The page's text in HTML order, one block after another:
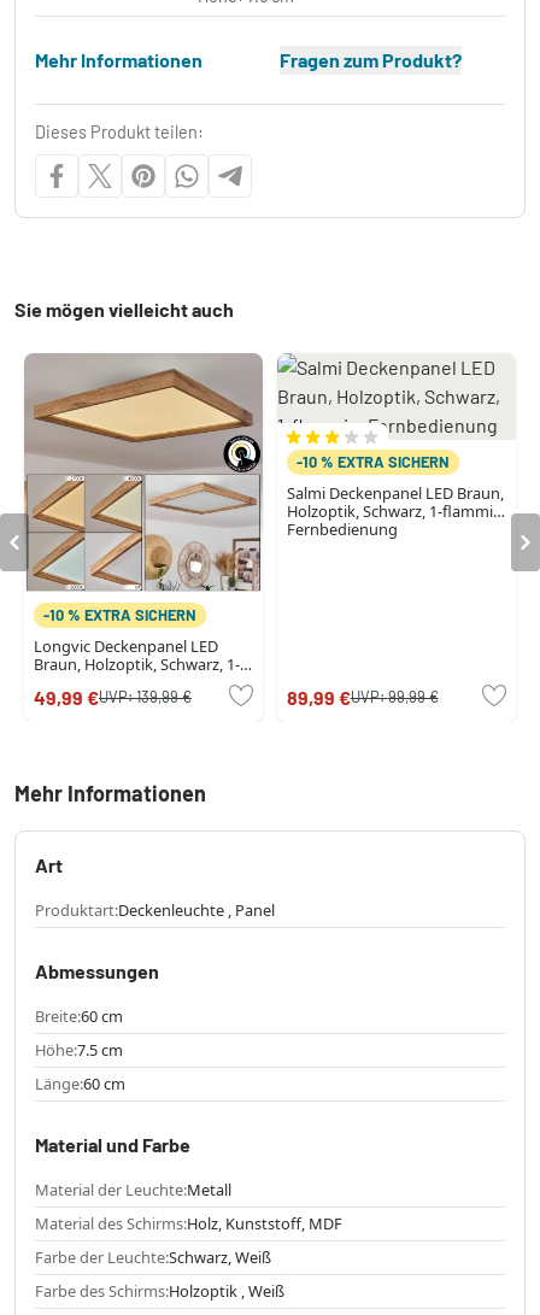
Mehr Informationen Fragen zum Produkt?
Dieses Produkt teilen:
Sie mögen vielleicht auch
-10 % EXTRA SICHERN
Longvic Deckenpanel LED
Braun, Holzoptik, Schwarz, 1-
49,99 €UVP:139,99 €
-10 % EXTRA SICHERN
Salmi Deckenpanel LED Braun,
Holzoptik, Schwarz, 1-flammig,
Fernbedienung
89,99 €UVP:99,99 €
Mehr Informationen
Art
Produktart:Deckenleuchte , Panel
Abmessungen
Breite:60 cm
Höhe:7.5 cm
Länge:60 cm
Material und Farbe
Material der Leuchte:Metall
Material des Schirms:Holz, Kunststoff, MDF
Farbe der Leuchte:Schwarz, Weiß
Farbe des Schirms:Holzoptik , Weiß